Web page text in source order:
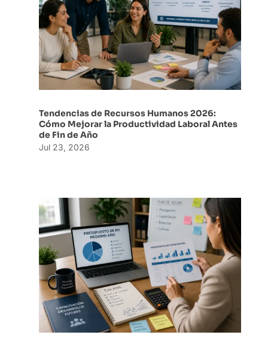
Tendencias de Recursos Humanos 2026:
Cómo Mejorar la Productividad Laboral Antes
de Fin de Año
Jul 23, 2026